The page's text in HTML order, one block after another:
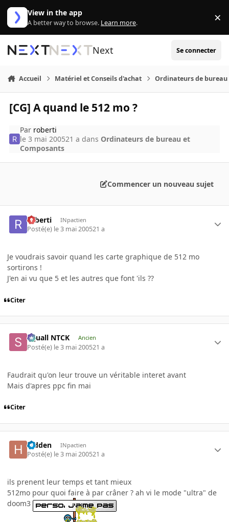
Aller au contenu
View in the app
A better way to browse. Learn more. ×
Next Se connecter
Accueil Matériel et Conseils d'achat Ordinateurs de bureau
[CG] A quand le 512 mo ?
Par roberti
le 3 mai 200521 a dans Ordinateurs de bureau et
Composants
Commencer un nouveau sujet
roberti INpactien
Posté(e) le 3 mai 200521 a
Je voudrais savoir quand les carte graphique de 512 mo
sortirons !
J'en ai vu que 5 et les autres que font 'ils ??
Citer
Squall NTCK Ancien
Posté(e) le 3 mai 200521 a
Faudrait qu'on leur trouve un véritable interet avant
Mais d'apres ppc fin mai
Citer
hidden INpactien
Posté(e) le 3 mai 200521 a
ils prenent leur temps et tant mieux
512mo pour quoi faire à par crâner ? ah vi le mode "ultra" de
doom3